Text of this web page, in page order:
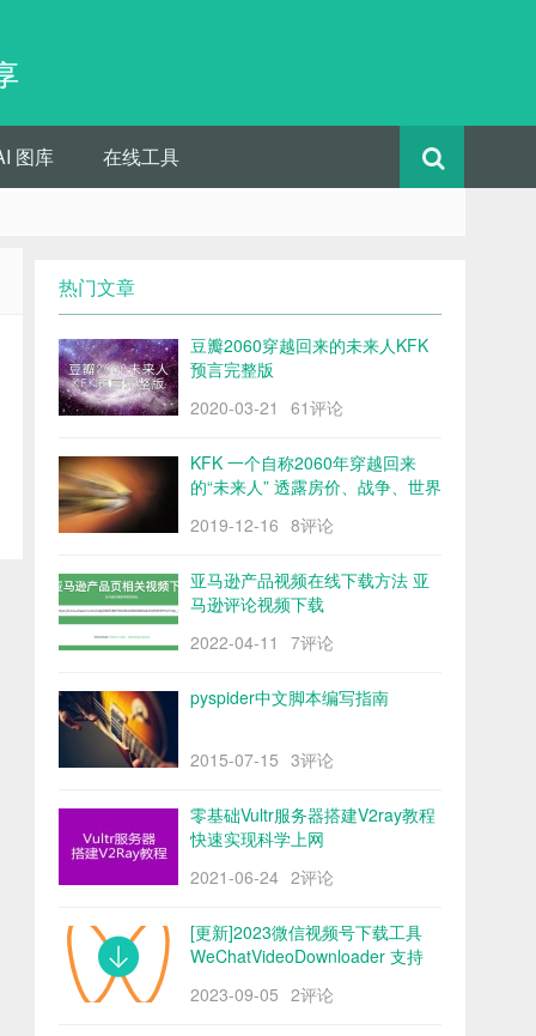
图库 在线工具
热门文章
豆瓣2060穿越回来的未来人KFK
预言完整版
2020-03-21
61评论
KFK 一个自称2060年穿越回来
的“未来人” 透露房价、战争、世界
2019-12-16 8评论
亚马逊产品视频在线下载方法 亚
马逊评论视频下载
2022-04-11
7评论
pyspider中文脚本编写指南
2015-07-15 3评论
零基础Vultr服务器搭建V2ray教程
快速实现科学上网
2021-06-24 2评论
[更新]2023微信视频号下载工具
WeChatVideoDownloader 支持
2023-09-05 2评论